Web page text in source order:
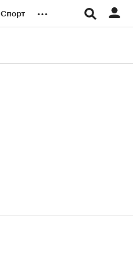
Спорт ...